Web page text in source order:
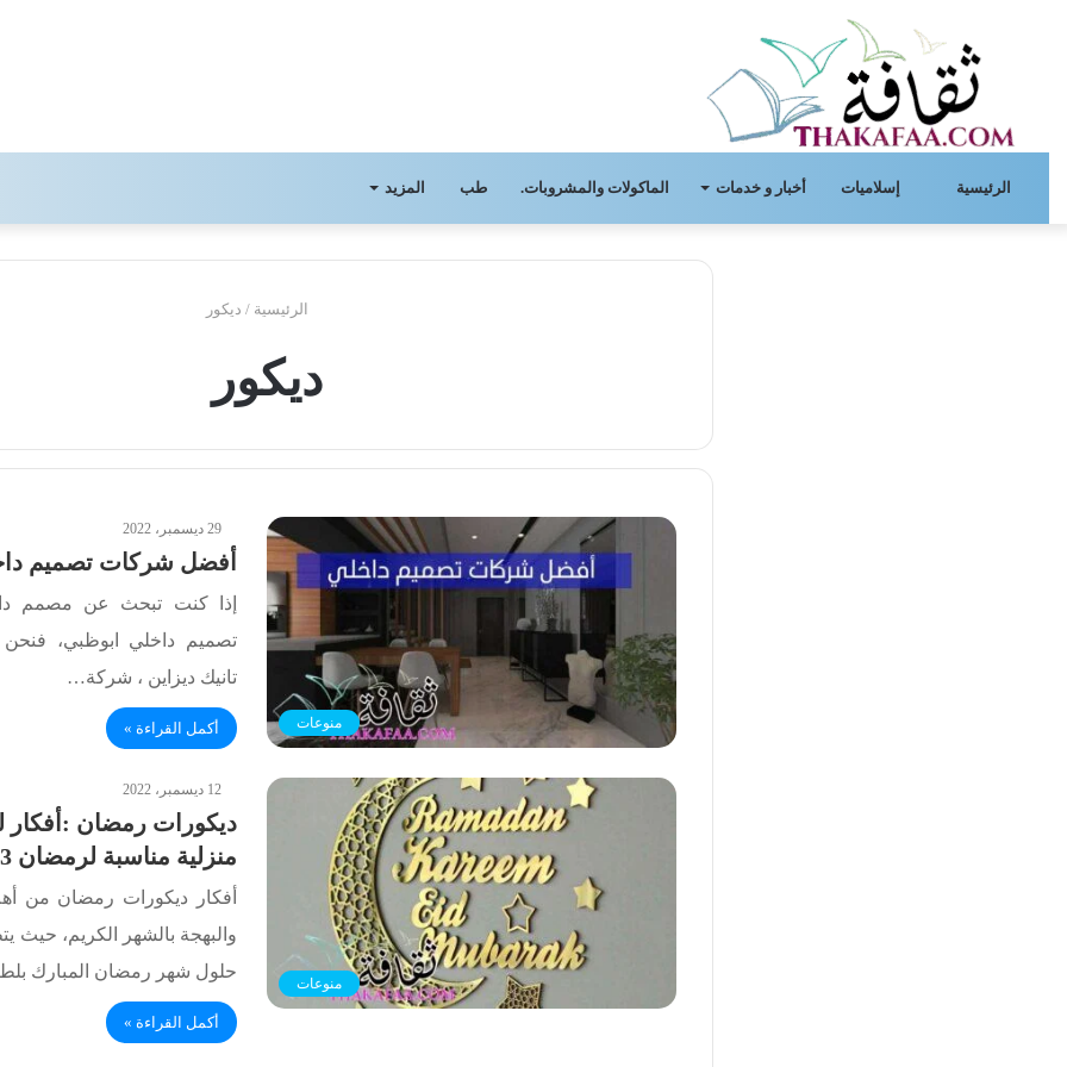
الرئيسية إسلاميات أخبار و خدمات الماكولات والمشروبات. طب المزيد
الرئيسية / ديكور
ديكور
منوعات
29 ديسمبر، 2022
أفضل شركات تصميم
إذا كنت تبحث عن مصمم
تصميم داخلي ابوظبي، فنحن
تانيك ديزاين ، شركة…
أكمل القراءة »
منوعات
12 ديسمبر، 2022
ديكورات رمضان :أفكار
منزلية مناسبة لرمضان 2023
أفكار ديكورات رمضان من
والبهجة بالشهر الكريم، حيث
حلول شهر رمضان المبارك
أكمل القراءة »